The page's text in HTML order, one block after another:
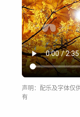
声明：配乐及字体仅
有